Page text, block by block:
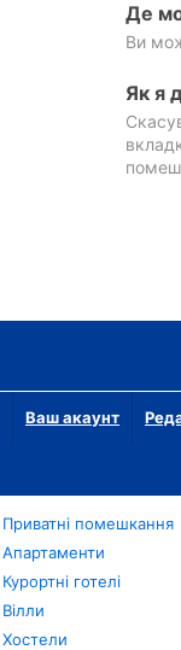
Де
Ви
Як я
Ваш акаунт
Приватні помешкання
Апартаменти
Курортні готелі
Вілли
Хостели